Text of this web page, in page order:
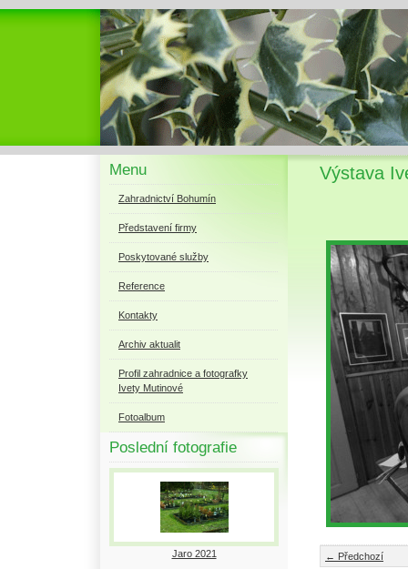
Menu
Zahradnictví Bohumín
Představení firmy
Poskytované služby
Reference
Kontakty
Archiv aktualit
Profil zahradnice a fotografky
Ivety Mutinové
Fotoalbum
Poslední fotografie
Jaro 2021
Výstava
← Předchozí